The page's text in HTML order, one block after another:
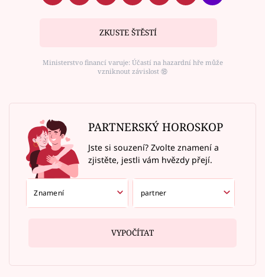
ZKUSTE ŠTĚSTÍ
Ministerstvo financí varuje: Účastí na hazardní hře může
vzniknout závislost ⑱
PARTNERSKÝ HOROSKOP
Jste si souzení? Zvolte znamení a
zjistěte, jestli vám hvězdy přejí.
VYPOČÍTAT